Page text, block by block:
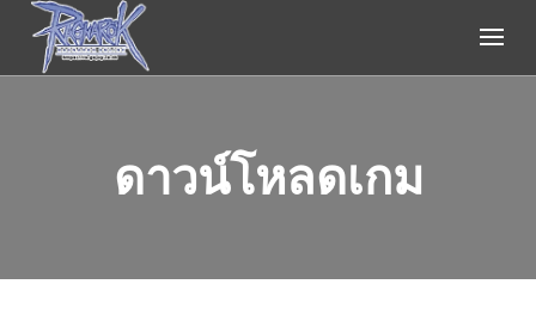
Ragnarok Online
ดาวน์โหลดเกม